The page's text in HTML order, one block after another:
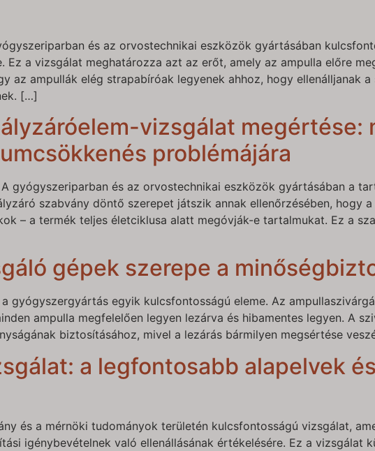
és az orvostechnikai eszközök gyártásában
Ez a vizsgálat meghatározza azt az erőt, amely az ampulla előre
az ampullák elég strapabíróak legyenek ahhoz, hogy ellenálljanak a
[…]
vizsgálat megértése:
problémájára
gyógyszeriparban és az orvostechnikai eszközök gyártásában a
szabvány döntő szerepet játszik annak ellenőrzésében, hogy
– a termék teljes életciklusa alatt megóvják-e tartalmukat. Ez a
gépek szerepe a
gyógyszergyártás egyik kulcsfontosságú eleme. Az
ampulla megfelelően legyen lezárva és hibamentes legyen. A
biztosításához, mivel a lezárás bármilyen megsértése
a legfontosabb alapelvek
és a mérnöki tudományok területén kulcsfontosságú vizsgálat,
igénybevételnek való ellenállásának értékelésére. Ez a vizsgálat